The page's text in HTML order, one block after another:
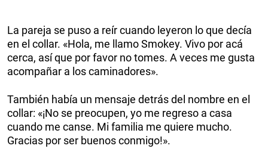
La pareja se puso a reír cuando leyeron lo que decía
en el collar. «Hola, me llamo Smokey. Vivo por acá
cerca, así que por favor no tomes. A veces me gusta
acompañar a los caminadores».
También había un mensaje detrás del nombre en el
collar: «¡No se preocupen, yo me regreso a casa
cuando me canse. Mi familia me quiere mucho.
Gracias por ser buenos conmigo!».